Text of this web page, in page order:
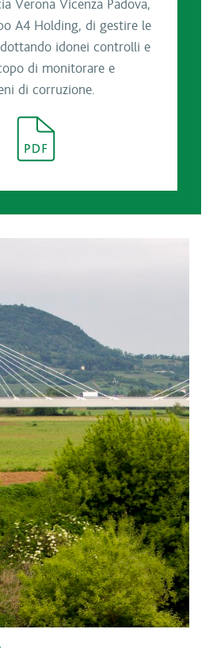
Verona Vicenza Padova,
A4 Holding, di gestire le
idonei controlli e
di monitorare e
di corruzione.